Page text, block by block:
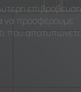
επιβράβευση.
να προσφέρουμε
που